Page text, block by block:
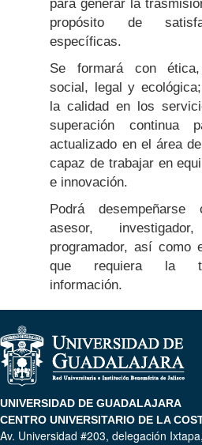
para generar la
propósito de
específicas.
Se formará con ética,
social, legal y
la calidad en los
superación continua
actualizado en el área
capaz de trabajar en
e innovación.
Podrá desempeñarse
asesor,
programador, así como
que requiera la
información.
UNIVERSIDAD DE GUADALAJARA
CENTRO UNIVERSITARIO DE LA
Av. Universidad #203, delegación Ixtapa,